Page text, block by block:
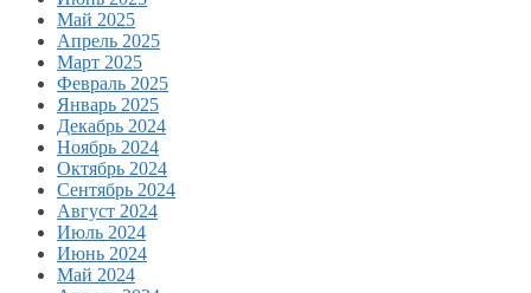
Май 2025
Апрель 2025
Март 2025
Февраль 2025
Январь 2025
Декабрь 2024
Ноябрь 2024
Октябрь 2024
Сентябрь 2024
Август 2024
Июль 2024
Июнь 2024
Май 2024